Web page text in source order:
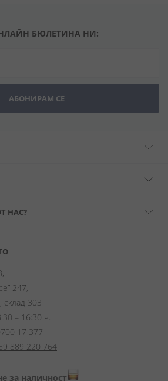
БЮЛЕТИНА НИ:
АБОНИРАМ СЕ
НАС?
247,
склад 303
– 16:30 ч.
17 377
889 220 764
за наличност